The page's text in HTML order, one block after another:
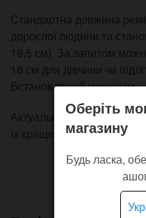
Стандартна довжина
дорослої людини та
19,5 см). За запитом
18 см для дівчини чи
Встановлений механізм –
Актуальна версія
їх краще видно в сутінках.
Оберіть
магазину
Будь ласка,